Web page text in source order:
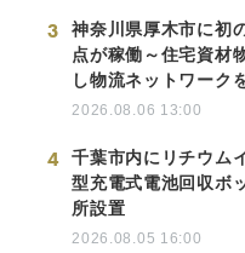
3
神奈川県厚木市に初
点が稼働～住宅資材
し物流ネットワーク
2026.08.06 13:00
4
千葉市内にリチウム
型充電式電池回収ボ
所設置
2026.08.05 16:00